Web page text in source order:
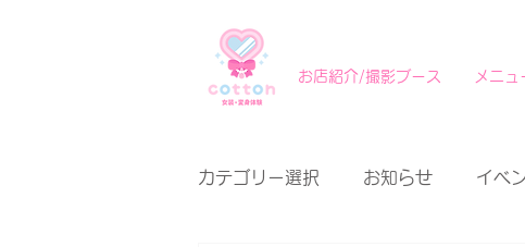
お店紹介/撮影ブース メニ
カテゴリー選択 お知らせ イベ